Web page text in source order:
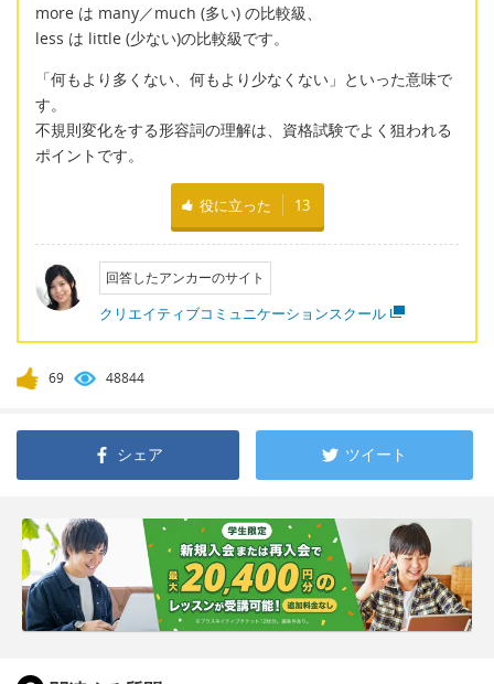
more は many／much (多い) の比較級、
less は little (少ない)の比較級です。
「何もより多くない、何もより少なくない」といった意味で
す。
不規則変化をする形容詞の理解は、資格試験でよく狙われる
ポイントです。
役に立った 13
回答したアンカーのサイト
クリエイティブコミュニケーションスクール
69 48844
シェア ツイート